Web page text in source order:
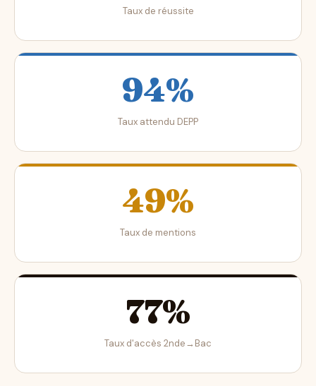
Taux de réussite
94%
Taux attendu DEPP
49%
Taux de mentions
77%
Taux d'accès 2nde→Bac